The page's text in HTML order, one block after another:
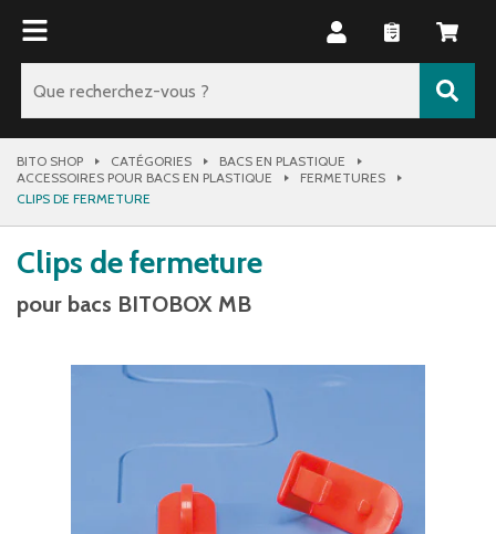
BITO SHOP CATÉGORIES
BACS EN PLASTIQUE
ACCESSOIRES POUR BACS EN PLASTIQUE
FERMETURES
CLIPS DE FERMETURE
Clips de fermeture
pour bacs BITOBOX MB